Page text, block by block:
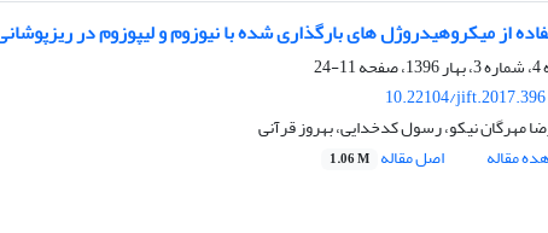
از میکروهیدروژل های بارگذارى شده با نیوزوم و لیپوزوم در
11-24
10.22104/jift.2017.396
مهرگان نیکو، رسول کدخدایی، بهروز قرآنی
مقاله
اصل مقاله 1.06 M